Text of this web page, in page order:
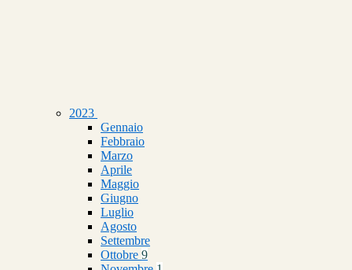
2023
Gennaio
Febbraio
Marzo
Aprile
Maggio
Giugno
Luglio
Agosto
Settembre
Ottobre 9